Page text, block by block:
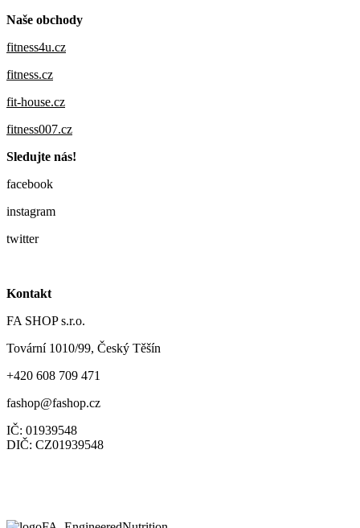
Naše obchody
fitness4u.cz
fitness.cz
fit-house.cz
fitness007.cz
Sledujte nás!
facebook
instagram
twitter
Kontakt
FA SHOP s.r.o.
Tovární 1010/99, Český Těšín
+420 608 709 471
fashop@fashop.cz
IČ: 01939548
DIČ: CZ01939548